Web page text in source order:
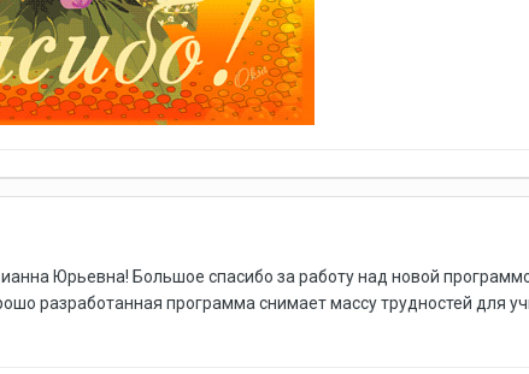
Юрьевна! Большое спасибо за работу над новой
разработанная программа снимает массу трудностей для